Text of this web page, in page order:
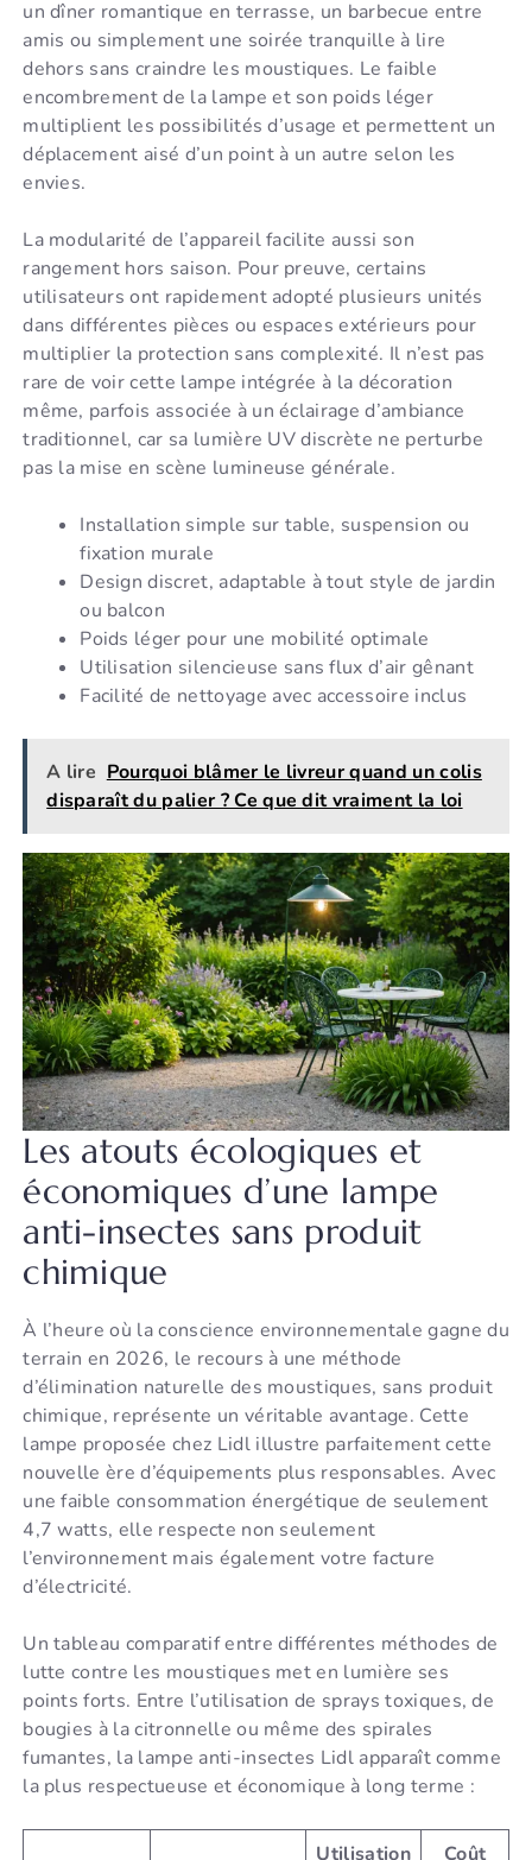
un dîner romantique en terrasse, un barbecue entre
amis ou simplement une soirée tranquille à lire
dehors sans craindre les moustiques. Le faible
encombrement de la lampe et son poids léger
multiplient les possibilités d’usage et permettent un
déplacement aisé d’un point à un autre selon les
envies.
La modularité de l’appareil facilite aussi son
rangement hors saison. Pour preuve, certains
utilisateurs ont rapidement adopté plusieurs unités
dans différentes pièces ou espaces extérieurs pour
multiplier la protection sans complexité. Il n’est pas
rare de voir cette lampe intégrée à la décoration
même, parfois associée à un éclairage d’ambiance
traditionnel, car sa lumière UV discrète ne perturbe
pas la mise en scène lumineuse générale.
Installation simple sur table, suspension ou
fixation murale
Design discret, adaptable à tout style de jardin
ou balcon
Poids léger pour une mobilité optimale
Utilisation silencieuse sans flux d’air gênant
Facilité de nettoyage avec accessoire inclus
A lire Pourquoi blâmer le livreur quand un colis
disparaît du palier ? Ce que dit vraiment la loi
Les atouts écologiques et
économiques d’une lampe
anti-insectes sans produit
chimique
À l’heure où la conscience environnementale gagne du
terrain en 2026, le recours à une méthode
d’élimination naturelle des moustiques, sans produit
chimique, représente un véritable avantage. Cette
lampe proposée chez Lidl illustre parfaitement cette
nouvelle ère d’équipements plus responsables. Avec
une faible consommation énergétique de seulement
4,7 watts, elle respecte non seulement
l’environnement mais également votre facture
d’électricité.
Un tableau comparatif entre différentes méthodes de
lutte contre les moustiques met en lumière ses
points forts. Entre l’utilisation de sprays toxiques, de
bougies à la citronnelle ou même des spirales
fumantes, la lampe anti-insectes Lidl apparaît comme
la plus respectueuse et économique à long terme :
Utilisation Coût